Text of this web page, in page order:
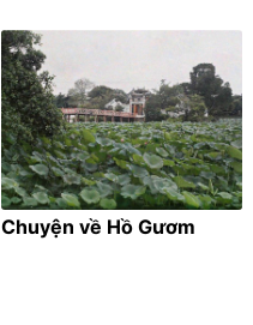
Chuyện về Hồ Gươm